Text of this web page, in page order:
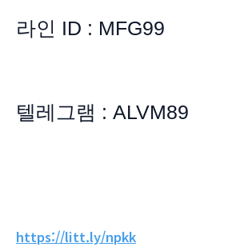
라인 ID : MFG99
텔레그램 : ALVM89
https://litt.ly/npkk